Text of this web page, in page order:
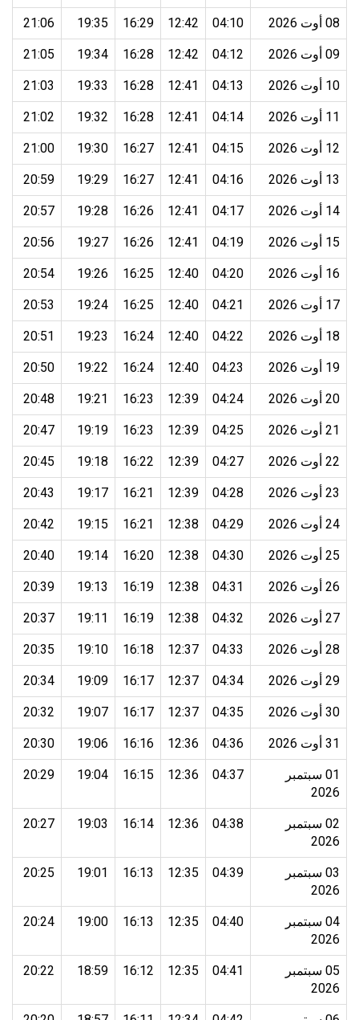
08 أوت 2026 04:10
12:42
16:29
19:35
21:06
09 أوت 2026 04:12
12:42
16:28
19:34
21:05
10 أوت 2026 04:13
12:41
16:28
19:33
21:03
11 أوت 2026 04:14
12:41
16:28
19:32
21:02
12 أوت 2026 04:15
12:41
16:27
19:30
21:00
13 أوت 2026 04:16
12:41
16:27
19:29
20:59
14 أوت 2026 04:17
12:41
16:26
19:28
20:57
15 أوت 2026 04:19
12:41
16:26
19:27
20:56
16 أوت 2026 04:20
12:40
16:25
19:26
20:54
17 أوت 2026 04:21
12:40
16:25
19:24
20:53
18 أوت 2026 04:22
12:40
16:24
19:23
20:51
19 أوت 2026 04:23
12:40
16:24
19:22
20:50
20 أوت 2026 04:24
12:39
16:23
19:21
20:48
21 أوت 2026 04:25
12:39
16:23
19:19
20:47
22 أوت 2026 04:27
12:39
16:22
19:18
20:45
23 أوت 2026 04:28
12:39
16:21
19:17
20:43
24 أوت 2026 04:29
12:38
16:21
19:15
20:42
25 أوت 2026 04:30
12:38
16:20
19:14
20:40
26 أوت 2026 04:31
12:38
16:19
19:13
20:39
27 أوت 2026 04:32
12:38
16:19
19:11
20:37
28 أوت 2026 04:33
12:37
16:18
19:10
20:35
29 أوت 2026 04:34
12:37
16:17
19:09
20:34
30 أوت 2026 04:35
12:37
16:17
19:07
20:32
31 أوت 2026 04:36
12:36
16:16
19:06
20:30
01 سبتمبر
2026
04:37
12:36
16:15
19:04
20:29
02 سبتمبر
2026
04:38
12:36
16:14
19:03
20:27
03 سبتمبر
2026
04:39
12:35
16:13
19:01
20:25
04 سبتمبر
2026
04:40
12:35
16:13
19:00
20:24
05 سبتمبر
2026
04:41
12:35
16:12
18:59
20:22